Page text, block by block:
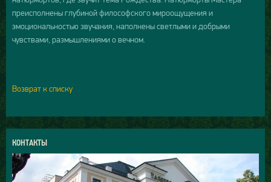
преисполнены глубиной философского мироощущения и
эмоциональностью звучания, наполнены светлыми и добрыми
чувствами, размышлениями о вечном.
Возврат к списку
КОНТАКТЫ